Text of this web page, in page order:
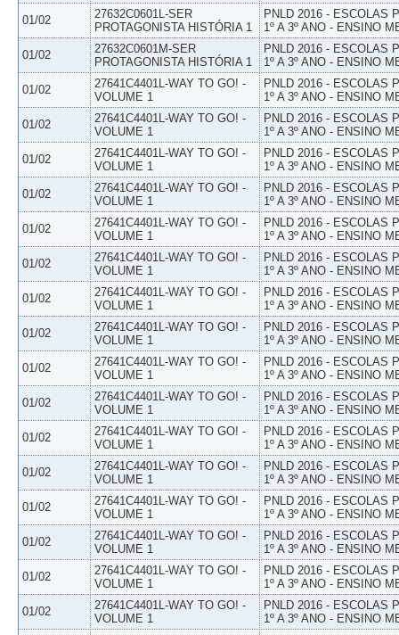
01/02
27632C0601L-SER
PROTAGONISTA HISTÓRIA 1
PNLD 2016 - ESCOLAS
1º A 3º ANO - ENSINO
01/02
27632C0601M-SER
PROTAGONISTA HISTÓRIA 1
PNLD 2016 - ESCOLAS
1º A 3º ANO - ENSINO
01/02
27641C4401L-WAY TO GO! -
VOLUME 1
PNLD 2016 - ESCOLAS
1º A 3º ANO - ENSINO
01/02
27641C4401L-WAY TO GO! -
VOLUME 1
PNLD 2016 - ESCOLAS
1º A 3º ANO - ENSINO
01/02
27641C4401L-WAY TO GO! -
VOLUME 1
PNLD 2016 - ESCOLAS
1º A 3º ANO - ENSINO
01/02
27641C4401L-WAY TO GO! -
VOLUME 1
PNLD 2016 - ESCOLAS
1º A 3º ANO - ENSINO
01/02
27641C4401L-WAY TO GO! -
VOLUME 1
PNLD 2016 - ESCOLAS
1º A 3º ANO - ENSINO
01/02
27641C4401L-WAY TO GO! -
VOLUME 1
PNLD 2016 - ESCOLAS
1º A 3º ANO - ENSINO
01/02
27641C4401L-WAY TO GO! -
VOLUME 1
PNLD 2016 - ESCOLAS
1º A 3º ANO - ENSINO
01/02
27641C4401L-WAY TO GO! -
VOLUME 1
PNLD 2016 - ESCOLAS
1º A 3º ANO - ENSINO
01/02
27641C4401L-WAY TO GO! -
VOLUME 1
PNLD 2016 - ESCOLAS
1º A 3º ANO - ENSINO
01/02
27641C4401L-WAY TO GO! -
VOLUME 1
PNLD 2016 - ESCOLAS
1º A 3º ANO - ENSINO
01/02
27641C4401L-WAY TO GO! -
VOLUME 1
PNLD 2016 - ESCOLAS
1º A 3º ANO - ENSINO
01/02
27641C4401L-WAY TO GO! -
VOLUME 1
PNLD 2016 - ESCOLAS
1º A 3º ANO - ENSINO
01/02
27641C4401L-WAY TO GO! -
VOLUME 1
PNLD 2016 - ESCOLAS
1º A 3º ANO - ENSINO
01/02
27641C4401L-WAY TO GO! -
VOLUME 1
PNLD 2016 - ESCOLAS
1º A 3º ANO - ENSINO
01/02
27641C4401L-WAY TO GO! -
VOLUME 1
PNLD 2016 - ESCOLAS
1º A 3º ANO - ENSINO
01/02
27641C4401L-WAY TO GO! -
VOLUME 1
PNLD 2016 - ESCOLAS
1º A 3º ANO - ENSINO